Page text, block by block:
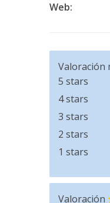
Web:
Valoración
5 stars
4 stars
3 stars
2 stars
1 stars
Valoración